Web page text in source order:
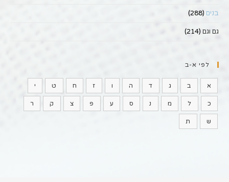
בנים (288)
גם וגם (214)
לפי א-ב
א ב ג ד ה ו ז ח ט י
כ ל מ נ ס ע פ צ ק ר
ש ת